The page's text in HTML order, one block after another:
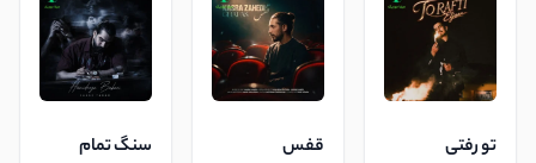
تو رفتی قفس سنگ تمام